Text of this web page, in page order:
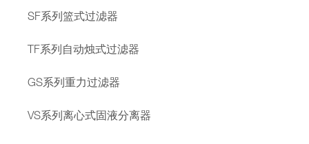
SF系列篮式过滤器
TF系列自动烛式过滤器
GS系列重力过滤器
VS系列离心式固液分离器